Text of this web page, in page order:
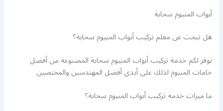
أبواب المنيوم سحابة
هل تبحث عن معلم تركيب أبواب المنيوم سحابة؟
نوفر لكم خدمة تركيب أبواب المنيوم سحابة المصنوعة من أفضل
خامات المنيوم لذلك على أيدي أفضل المهندسين والمختصين
ما ميزات خدمة تركيب أبواب المنيوم سحابة؟